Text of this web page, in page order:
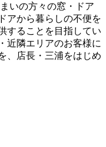
いの方々の窓・ドア
アから暮らしの不便を
することを目指してい
近隣エリアのお客様に
、店長・三浦をはじめ